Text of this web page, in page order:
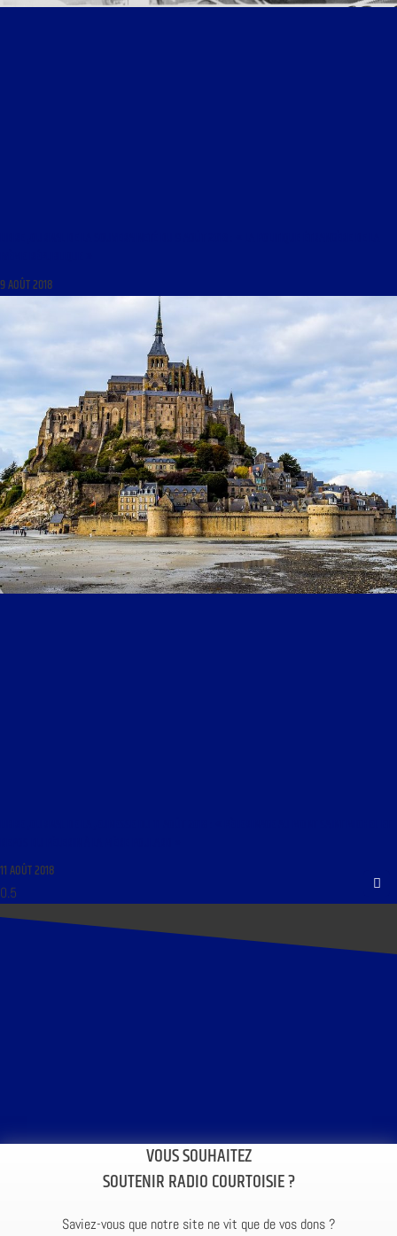
9 AOÛT 2018
11 AOÛT 2018
VOUS SOUHAITEZ
SOUTENIR RADIO COURTOISIE ?
Saviez-vous que notre site ne vit que de vos dons ?